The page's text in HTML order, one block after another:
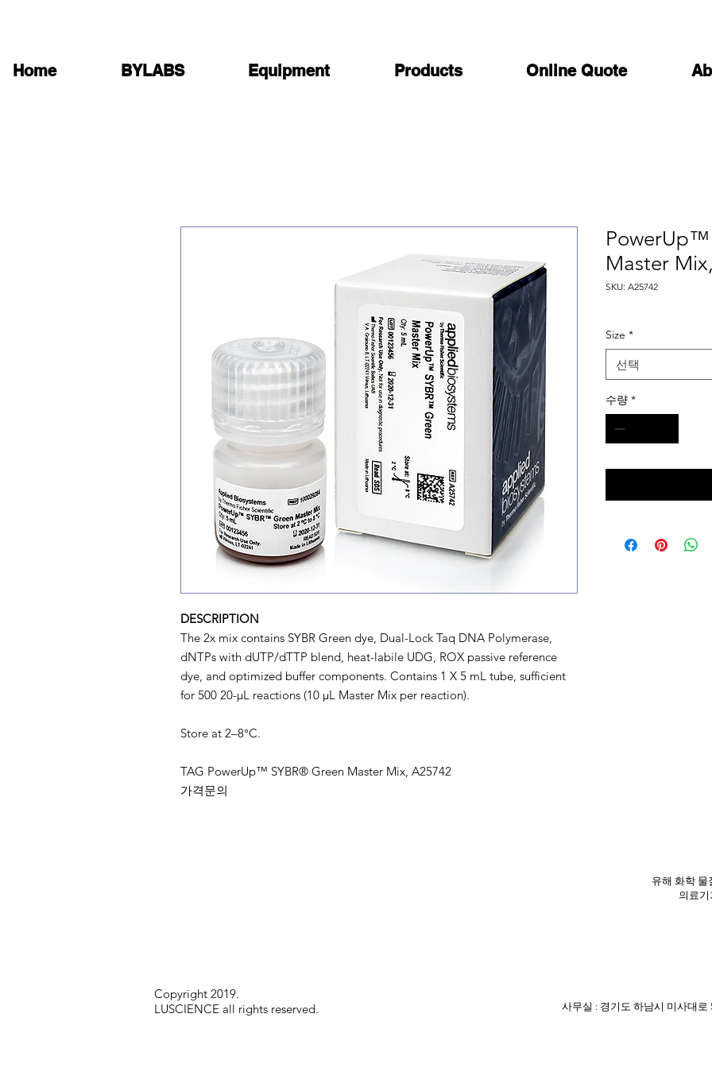
Home BYLABS Equipment Products Online Quote
DESCRIPTION
The 2x mix contains SYBR Green dye, Dual-Lock Taq DNA Polymerase,
dNTPs with dUTP/dTTP blend, heat-labile UDG, ROX passive reference
dye, and optimized buffer components. Contains 1 X 5 mL tube, sufficient
for 500 20-µL reactions (10 µL Master Mix per reaction).
Store at 2–8°C.
TAG PowerUp™ SYBR® Green Master Mix, A25742
가격문의
PowerUp™
Master
SKU: A25742
Size *
선택
수량 *
유해 화학 물
의료기
Copyright 2019.
LUSCIENCE all rights reserved.
사무실 : 경기도 하남시 미사대